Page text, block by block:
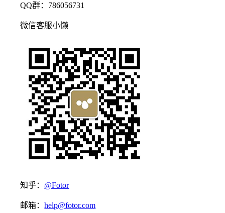
QQ群：786056731
微信客服小懒
知乎： @Fotor
邮箱：help@fotor.com